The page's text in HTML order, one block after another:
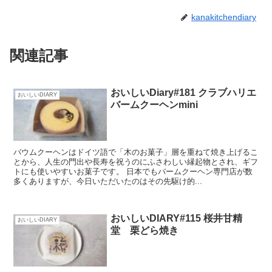
kanakitchendiary
関連記事
おいしいDIARY
おいしいDiary#181 クラブハリエ
バームクーヘンmini
バウムクーヘンはドイツ語で「木のお菓子」層を重ねて焼き上げるこ
とから、人生の門出や長寿を祝うのにふさわしい縁起物とされ、ギフ
トにも使いやすいお菓子です。 日本でもバームクーヘン専門店が数
多くありますが、今日いただいたのはその先駆け的...
おいしいDIARY
おいしいDIARY#115 桜井甘精
堂 栗どら焼き